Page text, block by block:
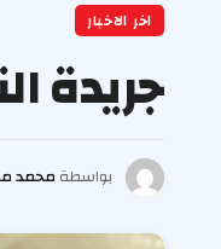
اخر الاخبار
جريدة
بواسطة محمد